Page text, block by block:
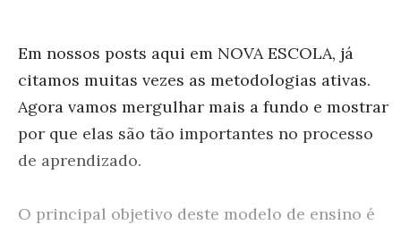
Em nossos posts aqui em NOVA ESCOLA, já
citamos muitas vezes as metodologias ativas.
Agora vamos mergulhar mais a fundo e mostrar
por que elas são tão importantes no processo
de aprendizado.
O principal objetivo deste modelo de ensino é